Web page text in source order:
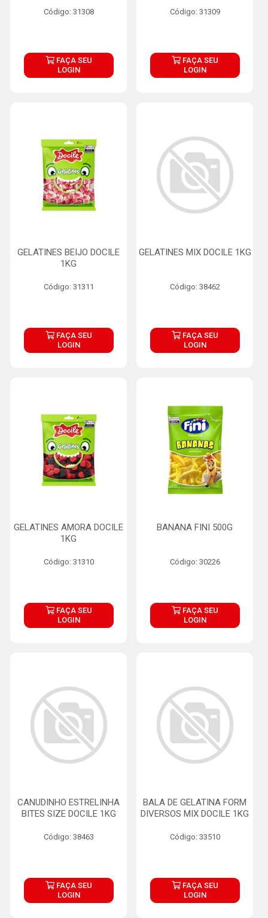
Código: 31308
FAÇA SEU
LOGIN
Código: 31309
FAÇA SEU
LOGIN
GELATINES BEIJO DOCILE
1KG
Código: 31311
FAÇA SEU
LOGIN
GELATINES MIX DOCILE 1KG
Código: 38462
FAÇA SEU
LOGIN
GELATINES AMORA DOCILE
1KG
Código: 31310
FAÇA SEU
LOGIN
BANANA FINI 500G
Código: 30226
FAÇA SEU
LOGIN
CANUDINHO ESTRELINHA
BITES SIZE DOCILE 1KG
Código: 38463
FAÇA SEU
LOGIN
BALA DE GELATINA FORM
DIVERSOS MIX DOCILE 1KG
Código: 33510
FAÇA SEU
LOGIN